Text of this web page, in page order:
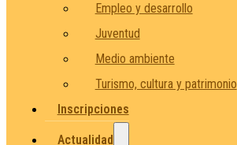
Empleo y desarrollo
Juventud
Medio ambiente
Turismo, cultura y patrimonio
Inscripciones
Actualidad